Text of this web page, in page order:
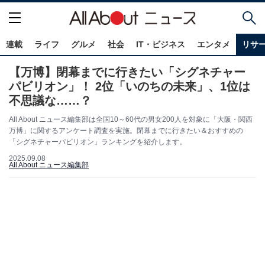
連載 ライフ グルメ 社会 IT・ビジネス エンタメ リサ
【万博】閉幕までに行きたい「シグネチャー
パビリオン」！ 2位「いのちの未来」、1位は
不思議な……？
All About ニュース編集部は全国10～60代の男女200人を対象に「大阪・関西
万博」に関するアンケート調査を実施。閉幕までに行きたい＆おすすめの
「シグネチャーパビリオン」ランキングを紹介します。
2025.09.08
All About ニュース編集部